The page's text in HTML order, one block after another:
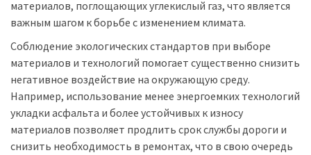
материалов, поглощающих углекислый газ, что является
важным шагом к борьбе с изменением климата.
Соблюдение экологических стандартов при выборе
материалов и технологий помогает существенно снизить
негативное воздействие на окружающую среду.
Например, использование менее энергоемких технологий
укладки асфальта и более устойчивых к износу
материалов позволяет продлить срок службы дороги и
снизить необходимость в ремонтах, что в свою очередь